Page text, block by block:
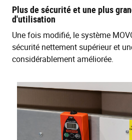
Plus de sécurité et une plus
d'utilisation
Une fois modifié, le système
sécurité nettement supérieur et
considérablement améliorée.